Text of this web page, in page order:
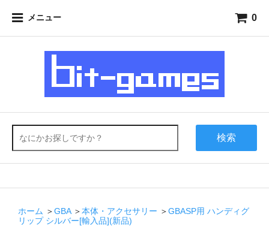
メニュー 0
検索
ホーム ＞GBA ＞本体・アクセサリー ＞GBASP用 ハンディグ
リップ シルバー[輸入品](新品)